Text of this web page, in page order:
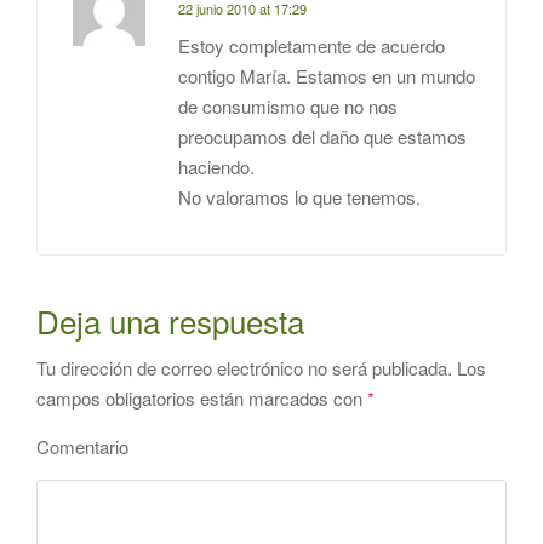
22 junio 2010 at 17:29
Estoy completamente de acuerdo
contigo María. Estamos en un mundo
de consumismo que no nos
preocupamos del daño que estamos
haciendo.
No valoramos lo que tenemos.
Deja una respuesta
Tu dirección de correo electrónico no será publicada. Los
campos obligatorios están marcados con*
Comentario